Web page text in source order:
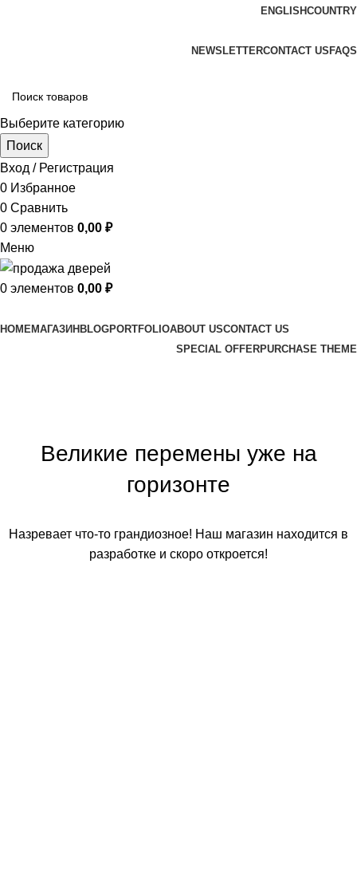
ENGLISHCOUNTRY
NEWSLETTERCONTACT US FAQS
Выберите категорию
Поиск
Вход / Регистрация
0 Избранное
0 Сравнить
0 элементов 0,00 ₽
Меню
0 элементов 0,00 ₽
HOMEМАГАЗИН BLOGPORTFOLIOABOUT USCONTACT US
SPECIAL OFFERPURCHASE THEME
Великие перемены уже на
горизонте
Назревает что-то грандиозное! Наш магазин находится в
разработке и скоро откроется!